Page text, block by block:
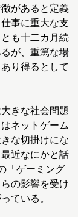
があると定義
事に重大な支
も十二カ月続
が、重篤な場
り得るとして
きな社会問題
ネットゲーム
な切掛けにな
近なにかと話
「ゲーミング
の影響を受け
ている。